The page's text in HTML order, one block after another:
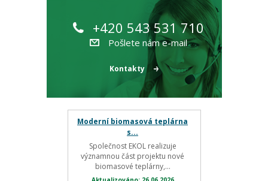
+420 543 531 710
Pošlete nám e-mail
Kontakty
Moderní biomasová teplárna
s...
Společnost EKOL realizuje
významnou část projektu nové
biomasové teplárny,...